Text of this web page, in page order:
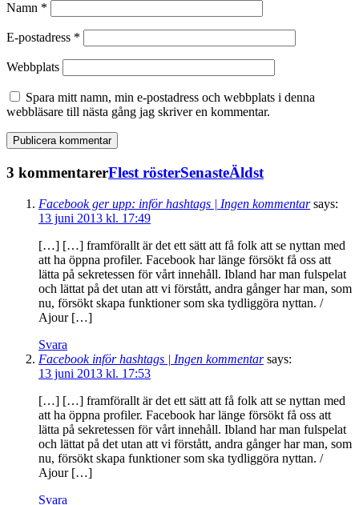
Namn *
E-postadress *
Webbplats
Spara mitt namn, min e-postadress och webbplats i denna
webbläsare till nästa gång jag skriver en kommentar.
3 kommentarerFlest rösterSenasteÄldst
Facebook ger upp: inför hashtags | Ingen kommentar says:
13 juni 2013 kl. 17:49
[…] […] framförallt är det ett sätt att få folk att se nyttan med
att ha öppna profiler. Facebook har länge försökt få oss att
lätta på sekretessen för vårt innehåll. Ibland har man fulspelat
och lättat på det utan att vi förstått, andra gånger har man, som
nu, försökt skapa funktioner som ska tydliggöra nyttan. /
Ajour […]
Svara
Facebook inför hashtags | Ingen kommentar says:
13 juni 2013 kl. 17:53
[…] […] framförallt är det ett sätt att få folk att se nyttan med
att ha öppna profiler. Facebook har länge försökt få oss att
lätta på sekretessen för vårt innehåll. Ibland har man fulspelat
och lättat på det utan att vi förstått, andra gånger har man, som
nu, försökt skapa funktioner som ska tydliggöra nyttan. /
Ajour […]
Svara